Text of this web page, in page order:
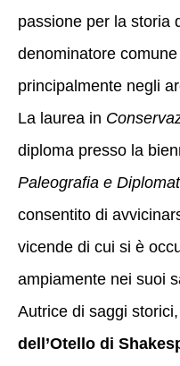
passione per la storia
denominatore
principalmente negli
La laurea in
diploma presso la
Paleografia e
consentito di
vicende di cui si è
ampiamente nei suoi
Autrice di saggi storici,
dell’Otello di